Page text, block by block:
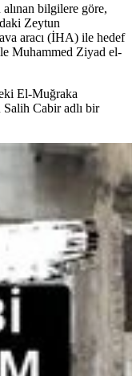
bilgilere göre,
Zeytun
aracı (İHA) ile hedef
Muhammed Ziyad el-
El-Muğraka
Salih Cabir adlı bir